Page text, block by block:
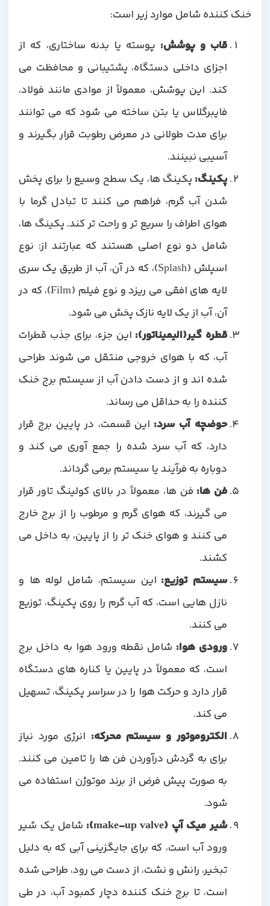
خنک کننده شامل موارد زیر است:
قاب و پوشش:پوسته یا بدنه ساختاری، که از
اجزای داخلی دستگاه، پشتیبانی و محافظت می
کند. این پوشش، معمولاً از موادی مانند فولاد،
فایبرگلاس یا بتن ساخته می شود که می توانند
برای مدت طولانی در معرض رطوبت قرار بگیرند و
آسیبی نبینند.
پکینگ:پکینگ ها، یک سطح وسیع را برای پخش
شدن آب گرم، فراهم می کنند تا تبادل گرما با
هوای اطراف را سریع تر و راحت تر کند. پکینگ ها،
شامل دو نوع اصلی هستند که عبارتند از: نوع
اسپلش (Splash)، که در آن، آب از طریق یک سری
لایه های افقی می ریزد و نوع فیلم (Film)، که در
آن، آب از یک لایه نازک پخش می شود.
قطره گیر(الیمیناتور):این جزء، برای جذب قطرات
آب، که با هوای خروجی منتقل می شوند طراحی
شده اند و از دست دادن آب از سیستم برج خنک
کننده را به حداقل می رساند.
حوضچه آب سرد:این قسمت، در پایین برج قرار
دارد، که آب سرد شده را جمع آوری می کند و
دوباره به فرآیند یا سیستم برمی گرداند.
فن ها:فن ها، معمولاً در بالای کولینگ تاور قرار
می گیرند، که هوای گرم و مرطوب را از برج خارج
می کنند و هوای خنک تر را از پایین، به داخل می
کشند.
سیستم توزیع:این سیستم، شامل لوله ها و
نازل هایی است، که آب گرم را روی پکینگ، توزیع
می کنند.
ورودی هوا:شامل نقطه ورود هوا به داخل برج
است، که معمولاً در پایین یا کناره های دستگاه
قرار دارد و حرکت هوا را در سراسر پکینگ، تسهیل
می کند.
الکتروموتور و سیستم محرکه:انرژی مورد نیاز
برای به گردش درآوردن فن ها را تامین می کنند.
به صورت پیش فرض از برند موتوژن استفاده می
شود.
شیر میک آپ (make-up valve):
شامل یک شیر
ورود آب است، که برای جایگزینی آبی که به دلیل
تبخیر، رانش و نشت، از دست می رود، طراحی شده
است، تا برج خنک کننده دچار کمبود آب، در طی